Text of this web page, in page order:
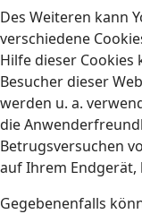
Des Weiteren kann
verschiedene
Hilfe dieser
Besucher dieser
werden u. a.
die
Betrugsversuchen
auf Ihrem Endgerät,
Gegebenenfalls